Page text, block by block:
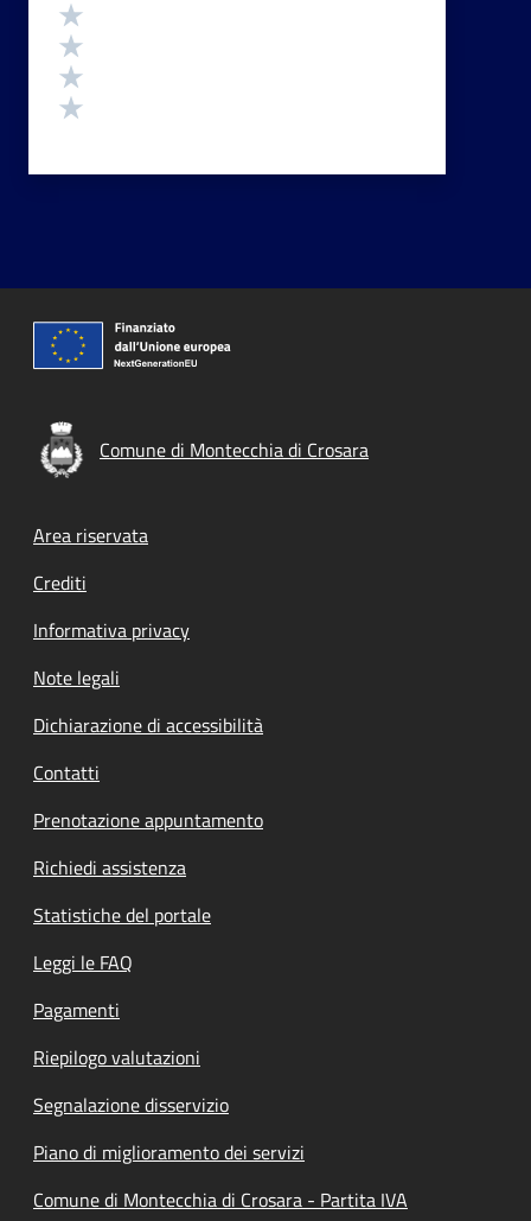
Comune di Montecchia di Crosara
Footer menu
Area riservata
Crediti
Informativa privacy
Note legali
Dichiarazione di accessibilità
Contatti
Prenotazione appuntamento
Richiedi assistenza
Statistiche del portale
Leggi le FAQ
Pagamenti
Riepilogo valutazioni
Segnalazione disservizio
Piano di miglioramento dei servizi
Comune di Montecchia di Crosara - Partita IVA